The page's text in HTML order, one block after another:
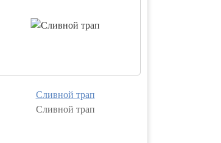
Сливной трап
Сливной трап